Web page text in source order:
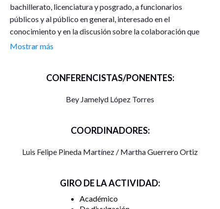
bachillerato, licenciatura y posgrado, a funcionarios
públicos y al público en general, interesado en el
conocimiento y en la discusión sobre la colaboración que
existe, de tipo institucional, para el alcanzar el desarrollo
Mostrar más
CONFERENCISTAS/PONENTES:
Bey Jamelyd López Torres
COORDINADORES:
Luis Felipe Pineda Martínez / Martha Guerrero Ortiz
GIRO DE LA ACTIVIDAD:
Académico